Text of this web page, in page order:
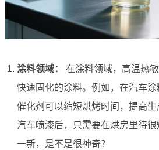
涂料领域：
在涂料领域，高温热
快速固化的涂料。例如，在汽车
催化剂可以缩短烘烤时间，提高生
汽车喷漆后，只需要在烘房里待
一新，是不是很神奇？